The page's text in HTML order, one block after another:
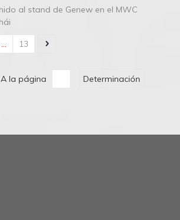
al stand de Genew en el MWC
... 13
la página Determinación